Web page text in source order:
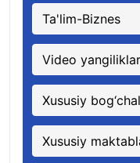
Ta'lim-Biznes
Video yangiliklar
Xususiy
Xususiy